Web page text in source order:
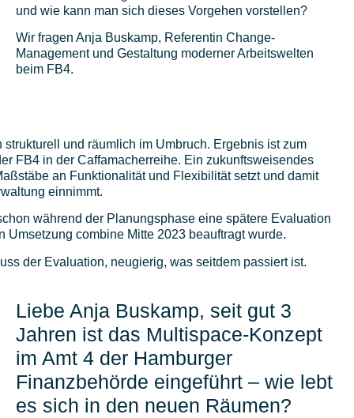
und wie kann man sich dieses Vorgehen vorstellen?
Wir fragen Anja Buskamp, Referentin Change-
Management und Gestaltung moderner Arbeitswelten
beim FB4.
und räumlich im Umbruch. Ergebnis ist zum
FB4 in der Caffamacherreihe. Ein zukunftsweisendes
an Funktionalität und Flexibilität setzt und damit
einnimmt.
während der Planungsphase eine spätere Evaluation
Umsetzung combine Mitte 2023 beauftragt wurde.
der Evaluation, neugierig, was seitdem passiert ist.
Liebe Anja Buskamp, seit gut 3
Jahren ist das Multispace-Konzept
im Amt 4 der Hamburger
Finanzbehörde eingeführt – wie lebt
es sich in den neuen Räumen?